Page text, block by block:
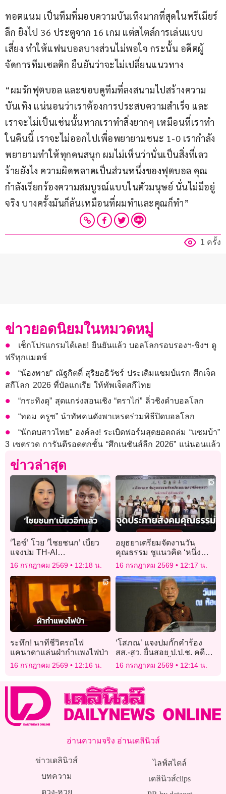
ทอตแนม เป็นทีมที่มอบความบันเทิงมากที่สุดในพรีเมียร์
ลีก ยิงไป 36 ประตูจาก 16 เกม แต่สไตล์การเล่นแบบ
เสี่ยง ทำให้แฟนบอลบางส่วนไม่พอใจ กระนั้น อดีตผู้
จัดการทีมเซลติก ยืนยันว่าจะไม่เปลี่ยนแนวทาง
“ผมรักฟุตบอล และชอบดูทีมที่ลงสนามไปสร้างความ
บันเทิง แน่นอนว่าเราต้องการประสบความสำเร็จ และ
เราจะไม่เป็นเช่นนั้นหากเราทำสิ่งยากๆ เหมือนที่เราทำ
ในคืนนี้ เราจะไม่ออกไปเพื่อพยายามชนะ 1-0 เรากำลัง
พยายามทำให้ทุกคนสนุก ผมไม่เห็นว่านั่นเป็นสิ่งที่เลว
ร้ายยังไง ความผิดพลาดเป็นส่วนหนึ่งของฟุตบอล คุณ
กำลังเรียกร้องความสมบูรณ์แบบในตัวมนุษย์ นั่นไม่มีอยู่
จริง บางครั้งมันก็ล้นเหมือนที่ผมทำและคุณก็ทำ”
1 ครั้ง
ข่าวยอดนิยมในหมวดหมู่
เช็กโปรแกรมได้เลย! ยืนยันแล้ว บอลโลกรอบรองฯ-ชิงฯ ดู
ฟรีทุกแมตช์
“น้องพาย” ณัฐกิตติ์ สุริยอธิวัชร์ ประเดิมแชมป์แรก ศึกเจ็ต
สกีโลก 2026 ที่บัลแกเรีย ให้ทัพเจ็ตสกีไทย
“กระทิงดุ” สุดแกร่งสอนเชิง “ตราไก่” ลิ่วชิงดำบอลโลก
“ทอม ครูซ” นำทัพคนดังพาเหรดร่วมพิธีปิดบอลโลก
“นักตบสาวไทย” องค์ลง! ระเบิดฟอร์มสุดยอดถล่ม “แซมบ้า”
3 เซตรวด การันตีรอดตกชั้น “ศึกเนชันส์ลีก 2026” แน่นอนแล้ว
ข่าวล่าสุด
‘ไอซ์’ โวย ‘ไชยชนก’ เบี้ยว
แจงปม TH-AI
Passport รอบ 3 อ้างติด
ภารกิจต่างประเทศ
16 กรกฎาคม 2569 12:18 น.
อยุธยาเตรียมจัดงานวัน
คุณธรรม ชูแนวคิด ‘หนึ่ง
ความดี ล้านความสุข’ สร้าง
สังคมแห่งการแบ่งปัน
16 กรกฎาคม 2569 12:17 น.
ระทึก! นาทีชีวิตรถไฟ
แคนาดาแล่นฝ่ากำแพงไฟป่า
16 กรกฎาคม 2569 12:16 น.
‘โสภณ’ แจงปมกั๊กคำร้อง
สส.-สว. ยื่นสอย ป.ป.ช. คดี
‘ศักดิ์สยาม’ ปัดยื้อเวลาฟอก
16 กรกฎาคม 2569 12:14 น.
อ่านความจริง อ่านเดลินิวส์
ข่าวเดลินิวส์
บทความ
ดวง-หวย
ไลฟ์สไตล์
เดลินิวส์clips